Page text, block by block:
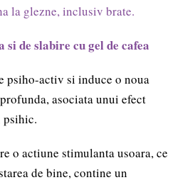
la glezne, inclusiv brate.
de slabire cu gel de cafea
psiho-activ si induce o noua
asociata unui efect
psihic.
o actiune stimulanta usoara, ce
de bine, contine un